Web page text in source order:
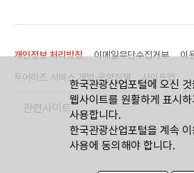
개인정보 처리방침 이메일무단수집거부
이
투어라즈 서비스 개방·운영정책
사이트맵
한국관광산업포털에 오신
웹사이트를 원활하게 표시
사용합니다.
한국관광산업포털을 계속 이
사용에 동의해야 합니다.